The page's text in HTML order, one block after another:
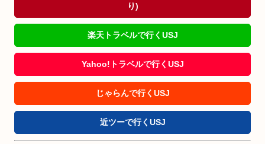
り)
楽天トラベルで行くUSJ
Yahoo!トラベルで行くUSJ
じゃらんで行くUSJ
近ツーで行くUSJ